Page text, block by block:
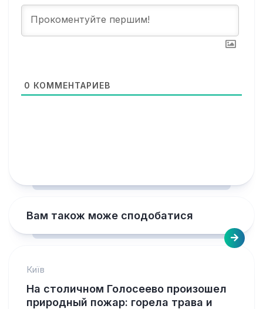
0 КОММЕНТАРИЕВ
Вам також може сподобатися
Київ
На столичном Голосеево произошел
природный пожар: горела трава и